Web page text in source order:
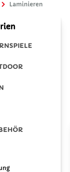
Laminieren